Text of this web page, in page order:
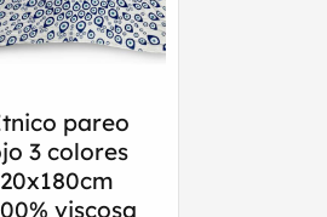
pareo
3 colores
viscosa